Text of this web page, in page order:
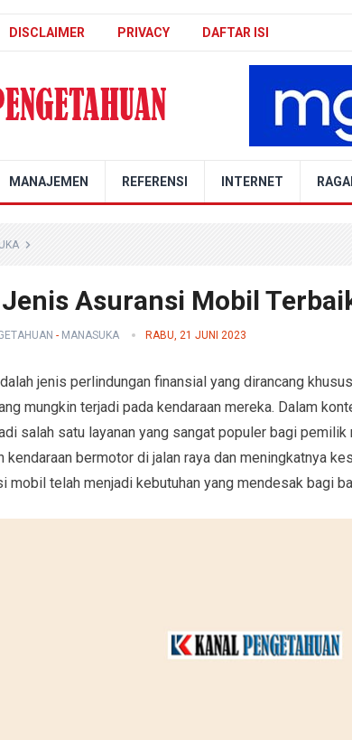
DISCLAIMER PRIVACY DAFTAR ISI
MANAJEMEN REFERENSI INTERNET
Asuransi Mobil
- MANASUKA RABU, 21 JUNI 2023
jenis perlindungan finansial yang dirancang
mungkin terjadi pada kendaraan mereka. Dalam
salah satu layanan yang sangat populer bagi
kendaraan bermotor di jalan raya dan meningkatnya
mobil telah menjadi kebutuhan yang mendesak bagi